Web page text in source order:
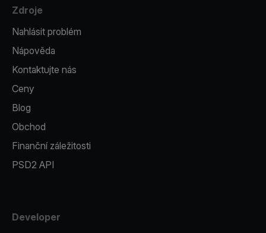
Zdroje
Nahlásit problém
Nápověda
Kontaktujte nás
Ceny
Blog
Obchod
Finanční záležitosti
PSD2 API
Developer